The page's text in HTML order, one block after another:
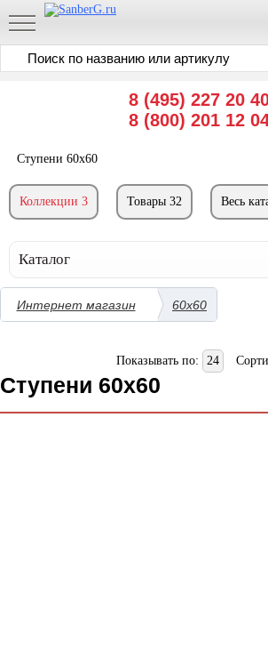
8 (495) 227 20
8 (800) 201 12
Ступени 60x60
Коллекции 3 Товары 32 Весь
Каталог
Интернет магазин 60x60
Показывать по: 24
Ступени 60x60